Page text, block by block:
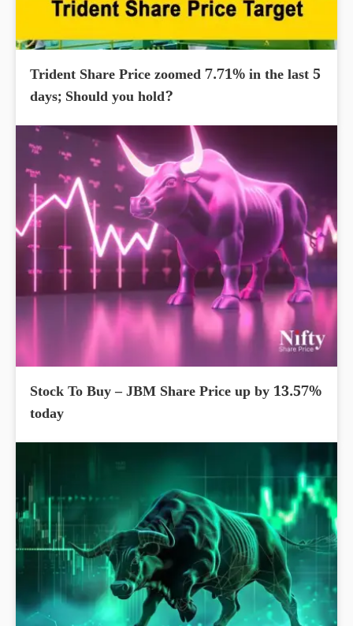
Trident Share Price zoomed 7.71% in the last 5
days; Should you hold?
Stock To Buy – JBM Share Price up by 13.57%
today